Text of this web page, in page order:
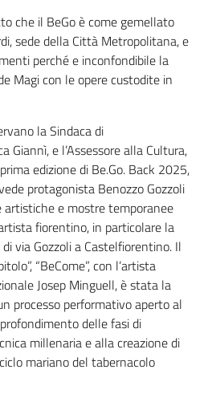
che il BeGo è come gemellato
sede della Città Metropolitana, e
perché e inconfondibile la
Magi con le opere custodite in
la Sindaca di
Giannì, e l’Assessore alla Cultura,
edizione di Be.Go. Back 2025,
protagonista Benozzo Gozzoli
artistiche e mostre temporanee
fiorentino, in particolare la
via Gozzoli a Castelfiorentino. Il
“BeCome”, con l’artista
Josep Minguell, è stata la
processo performativo aperto al
delle fasi di
millenaria e alla creazione di
mariano del tabernacolo